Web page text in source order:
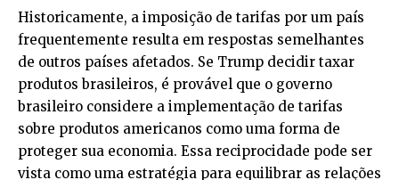
Historicamente, a imposição de tarifas por um país
frequentemente resulta em respostas semelhantes
de outros países afetados. Se Trump decidir taxar
produtos brasileiros, é provável que o governo
brasileiro considere a implementação de tarifas
sobre produtos americanos como uma forma de
proteger sua economia. Essa reciprocidade pode ser
vista como uma estratégia para equilibrar as relações